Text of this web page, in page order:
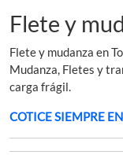
Flete y
Flete y mudanza en
Mudanza, Fletes y
carga frágil.
COTICE SIEMPRE